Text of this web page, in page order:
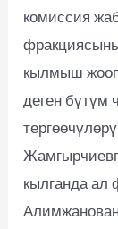
комиссия
кылмыш
деген бүтүм
кылганда